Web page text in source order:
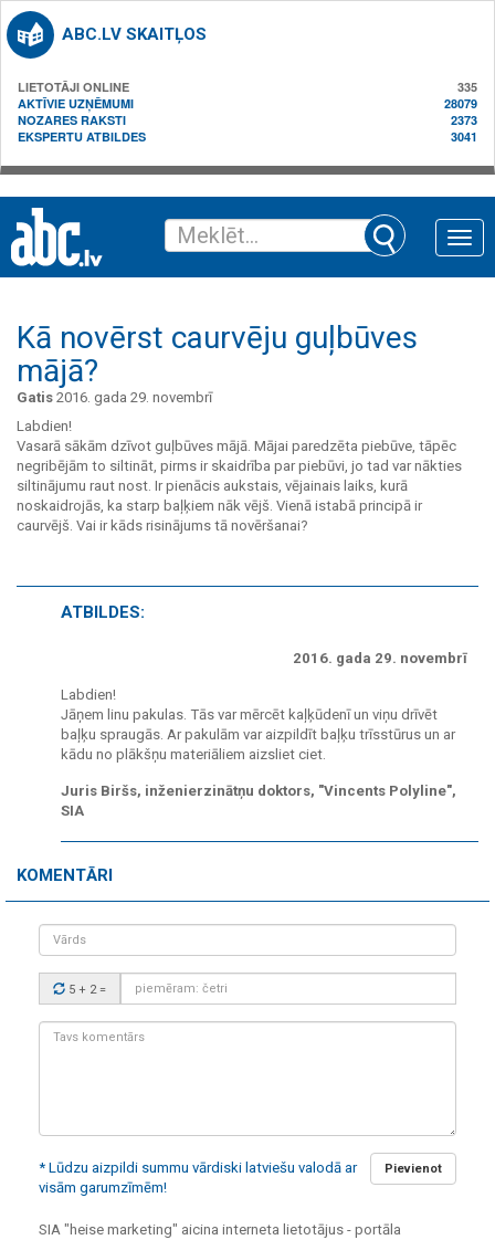
ABC.LV SKAITĻOS
LIETOTĀJI ONLINE
335
AKTĪVIE UZŅĒMUMI
28079
NOZARES RAKSTI
2373
EKSPERTU ATBILDES
3041
Toggle
Kā novērst caurvēju guļbūves
mājā?
Gatis 2016. gada 29. novembrī
Labdien!
Vasarā sākām dzīvot guļbūves mājā. Mājai paredzēta piebūve, tāpēc
negribējām to siltināt, pirms ir skaidrība par piebūvi, jo tad var nākties
siltinājumu raut nost. Ir pienācis aukstais, vējainais laiks, kurā
noskaidrojās, ka starp baļķiem nāk vējš. Vienā istabā principā ir
caurvējš. Vai ir kāds risinājums tā novēršanai?
ATBILDES:
2016. gada 29. novembrī
Labdien!
Jāņem linu pakulas. Tās var mērcēt kaļķūdenī un viņu drīvēt
baļķu spraugās. Ar pakulām var aizpildīt baļķu trīsstūrus un ar
kādu no plākšņu materiāliem aizsliet ciet.
Juris Biršs, inženierzinātņu doktors, "Vincents Polyline",
SIA
KOMENTĀRI
Vārds
Drošības
kods:
5 + 2=
Tavs
Pievienot
* Lūdzu aizpildi summu vārdiski latviešu valodā ar
visām garumzīmēm!
SIA "heise marketing" aicina interneta lietotājus - portāla